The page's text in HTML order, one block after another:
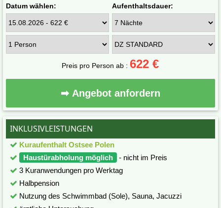
Datum wählen: Aufenthaltsdauer:
Preis pro Person ab : 622 €
➡ Angebot anfordern
INKLUSIVLEISTUNGEN
Kuraufenthalt Ostsee Polen
Haustürabholung möglich
- nicht im Preis
3 Kuranwendungen pro Werktag
Halbpension
Nutzung des Schwimmbad (Sole), Sauna, Jacuzzi